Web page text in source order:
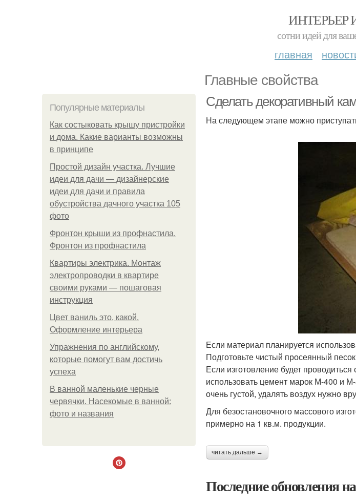
ИНТЕРЬЕР
сотни идей для
главная
Главные свойства
Популярные материалы
Как состыковать крышу пристройки
и дома. Какие варианты возможны
в принципе
Простой дизайн участка. Лучшие
идеи для дачи — дизайнерские
идеи для дачи и правила
обустройства дачного участка 105
фото
Фронтон крыши из профнастила.
Фронтон из профнастила
Квартиры электрика. Монтаж
электропроводки в квартире
своими руками — пошаговая
инструкция
Цвет ваниль это, какой.
Оформление интерьера
Упражнения по английскому,
которые помогут вам достичь
успеха
В ванной маленькие черные
червячки. Насекомые в ванной:
фото и названия
Сделать декоративный
На следующем этапе можно
Если материал планируется
Подготовьте чистый просеянный
Если изготовление будет
использовать цемент марок М-400 и
очень густой, удалять воздух нужно
Для безостановочного массового
примерно на 1 кв.м. продукции.
читать дальше →
Последние обновления